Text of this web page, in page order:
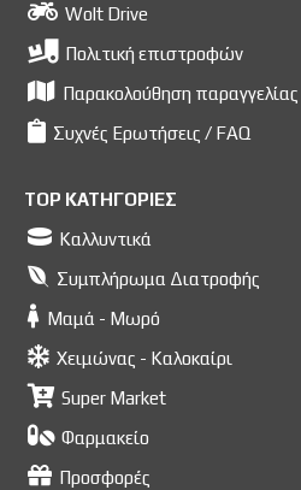
Wolt Drive
Πολιτική επιστροφών
Παρακολούθηση παραγγελίας
Συχνές Ερωτήσεις / FAQ
TOP ΚΑΤΗΓΟΡΙΕΣ
Καλλυντικά
Συμπλήρωμα Διατροφής
Μαμά - Μωρό
Χειμώνας - Καλοκαίρι
Super Market
Φαρμακείο
Προσφορές